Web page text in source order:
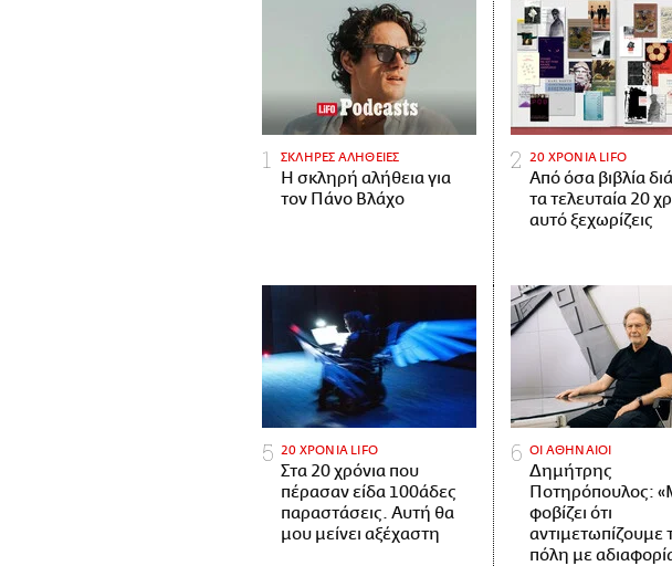
ΣΚΛΗΡΕΣ ΑΛΗΘΕΙΕΣ
H σκληρή αλήθεια για
τον Πάνο Βλάχο
20 ΧΡΟΝΙΑ LIFO
Από όσα βιβλία
τα τελευταία 20
αυτό ξεχωρίζεις
20 ΧΡΟΝΙΑ LIFO
Στα 20 χρόνια που
πέρασαν είδα 100άδες
παραστάσεις. Αυτή θα
μου μείνει αξέχαστη
ΟΙ ΑΘΗΝΑΙΟΙ
Δημήτρης
Ποτηρόπουλος:
φοβίζει ότι
αντιμετωπίζουμε
πόλη με